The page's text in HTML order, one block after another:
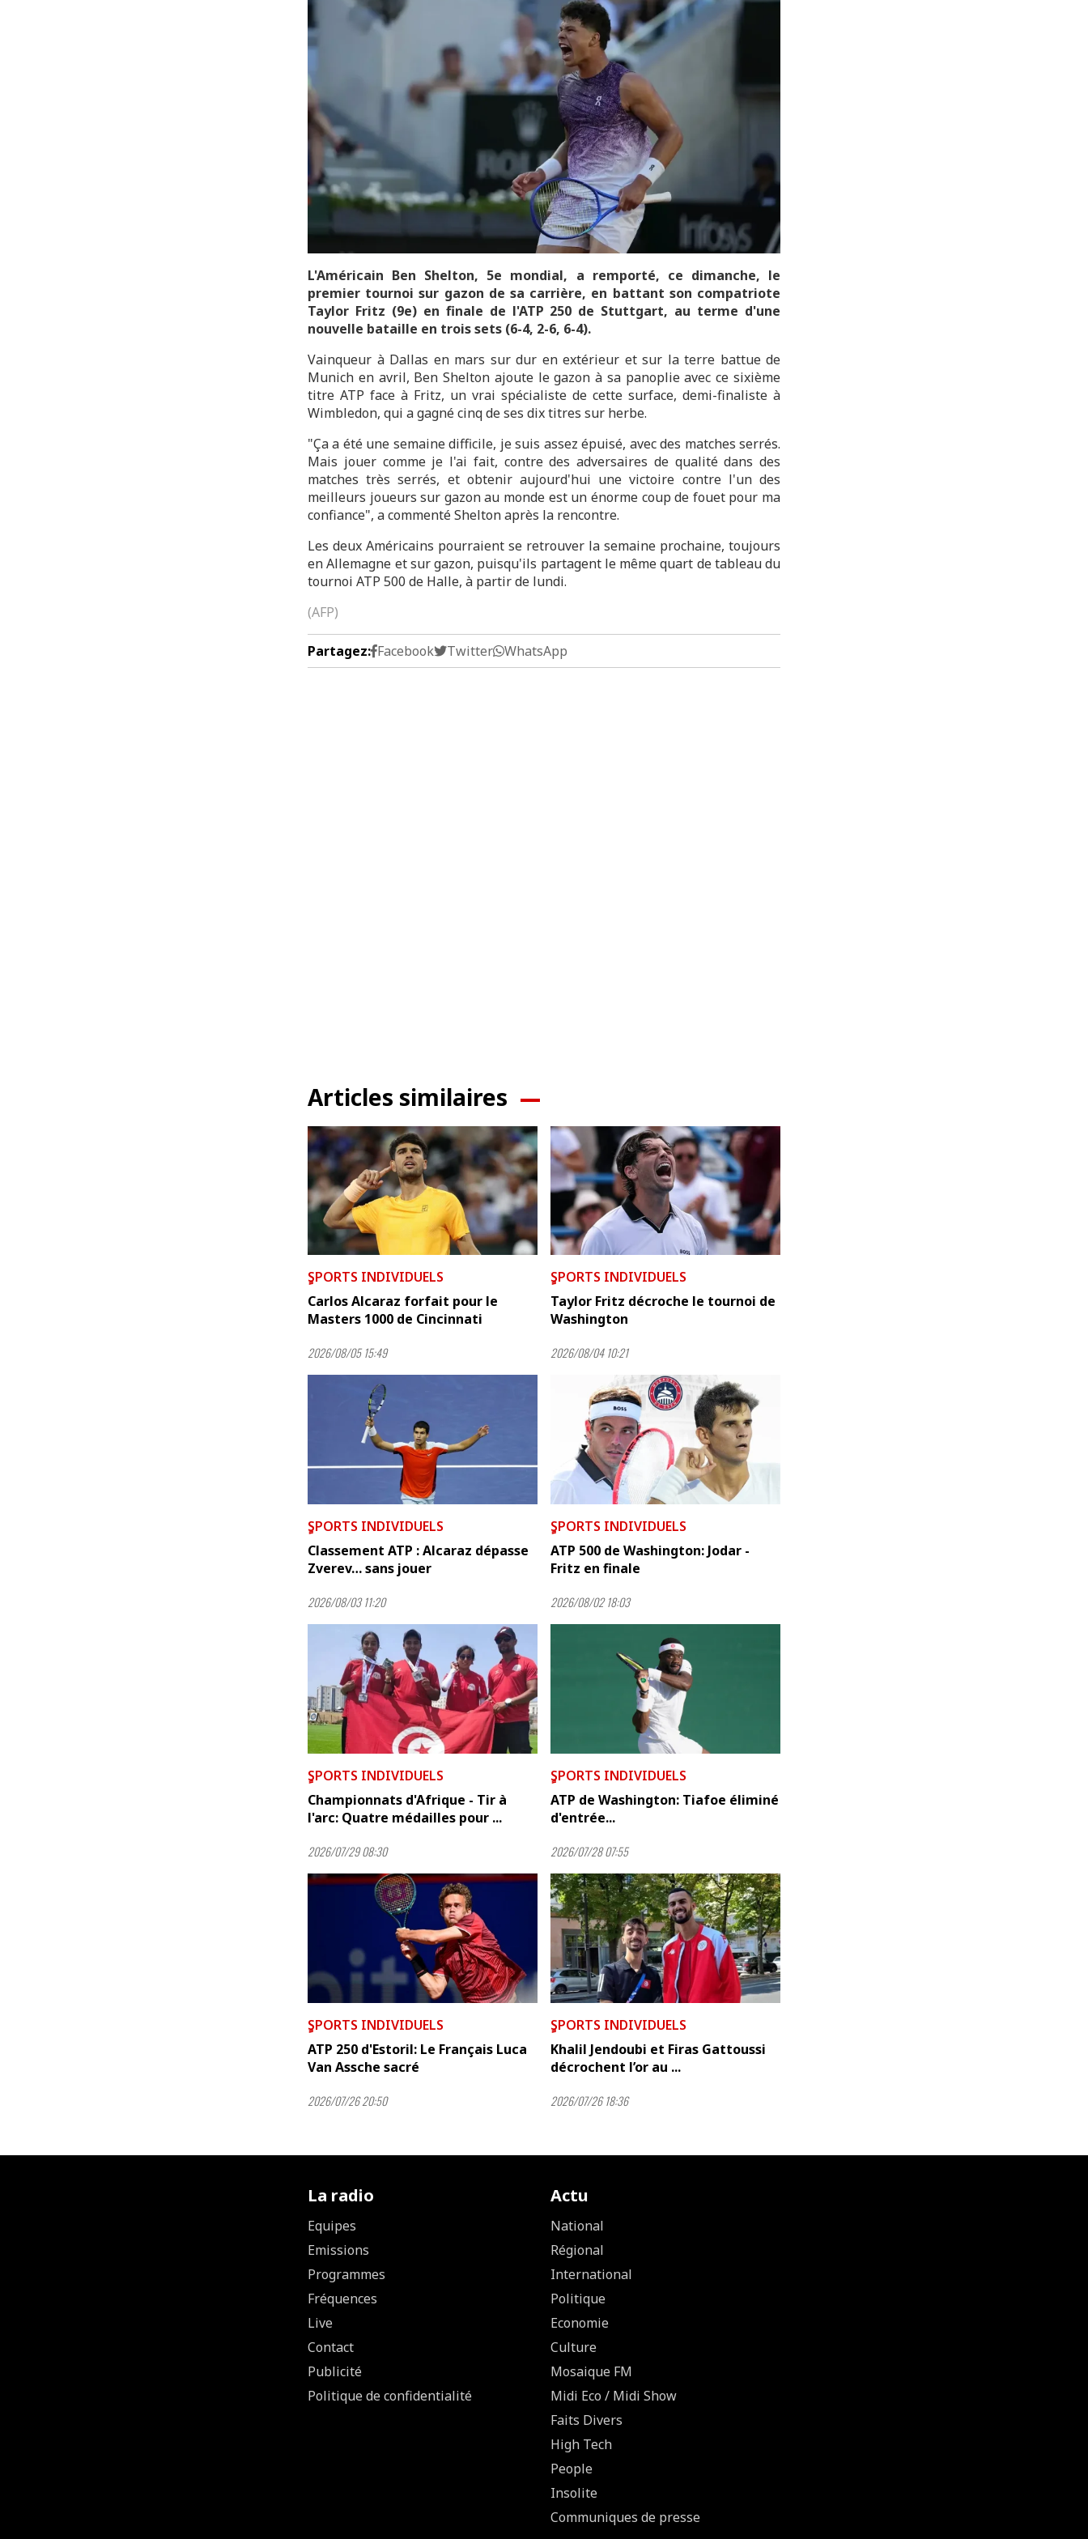
L'Américain Ben Shelton, 5e mondial, a remporté, ce dimanche, le
premier tournoi sur gazon de sa carrière, en battant son compatriote
Taylor Fritz (9e) en finale de l'ATP 250 de Stuttgart, au terme d'une
nouvelle bataille en trois sets (6-4, 2-6, 6-4).
Vainqueur à Dallas en mars sur dur en extérieur et sur la terre battue de
Munich en avril, Ben Shelton ajoute le gazon à sa panoplie avec ce sixième
titre ATP face à Fritz, un vrai spécialiste de cette surface, demi-finaliste à
Wimbledon, qui a gagné cinq de ses dix titres sur herbe.
"Ça a été une semaine difficile, je suis assez épuisé, avec des matches serrés.
Mais jouer comme je l'ai fait, contre des adversaires de qualité dans des
matches très serrés, et obtenir aujourd'hui une victoire contre l'un des
meilleurs joueurs sur gazon au monde est un énorme coup de fouet pour ma
confiance", a commenté Shelton après la rencontre.
Les deux Américains pourraient se retrouver la semaine prochaine, toujours
en Allemagne et sur gazon, puisqu'ils partagent le même quart de tableau du
tournoi ATP 500 de Halle, à partir de lundi.
(AFP)
Partagez: Facebook Twitter WhatsApp
Articles similaires
ٍSPORTS INDIVIDUELS
Carlos Alcaraz forfait pour le
Masters 1000 de Cincinnati
2026/08/05 15:49
ٍSPORTS INDIVIDUELS
Taylor Fritz décroche le tournoi de
Washington
2026/08/04 10:21
ٍSPORTS INDIVIDUELS
Classement ATP : Alcaraz dépasse
Zverev… sans jouer
2026/08/03 11:20
ٍSPORTS INDIVIDUELS
ATP 500 de Washington: Jodar -
Fritz en finale
2026/08/02 18:03
ٍSPORTS INDIVIDUELS
Championnats d'Afrique - Tir à
l'arc: Quatre médailles pour ...
2026/07/29 08:30
ٍSPORTS INDIVIDUELS
ATP de Washington: Tiafoe éliminé
d'entrée...
2026/07/28 07:55
ٍSPORTS INDIVIDUELS
ATP 250 d'Estoril: Le Français Luca
Van Assche sacré
2026/07/26 20:50
ٍSPORTS INDIVIDUELS
Khalil Jendoubi et Firas Gattoussi
décrochent l’or au ...
2026/07/26 18:36
La radio
Equipes
Emissions
Programmes
Fréquences
Live
Contact
Publicité
Politique de confidentialité
Actu
National
Régional
International
Politique
Economie
Culture
Mosaique FM
Midi Eco / Midi Show
Faits Divers
High Tech
People
Insolite
Communiques de presse